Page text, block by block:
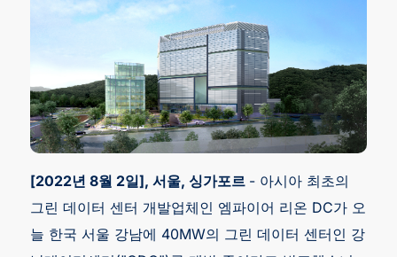
[2022년 8월 2일], 서울, 싱가포르 - 아시아 최초의
그린 데이터 센터 개발업체인 엠파이어 리온 DC가 오
늘 한국 서울 강남에 40MW의 그린 데이터 센터인 강